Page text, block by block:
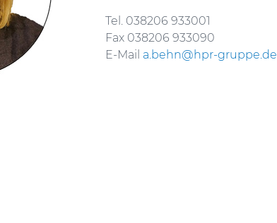
Tel. 038206 933001
Fax 038206 933090
E-Mail a.behn@hpr-gruppe.de